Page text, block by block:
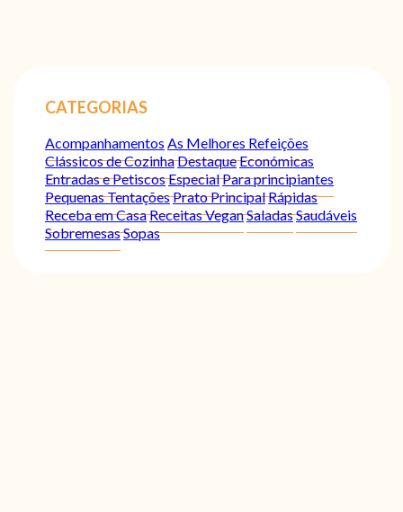
CATEGORIAS
Acompanhamentos As Melhores Refeições
Clássicos de CozinhaDestaqueEconómicas
Entradas e PetiscosEspecialPara principiantes
Pequenas TentaçõesPrato PrincipalRápidas
Receba em CasaReceitas VeganSaladasSaudáveis
SobremesasSopas